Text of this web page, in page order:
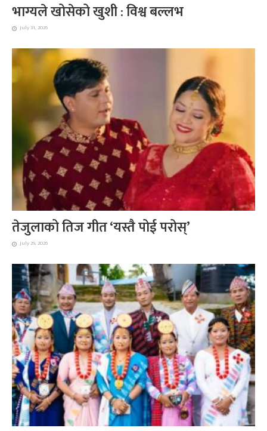
भाग्यले खोसेको खुशी : विश्व बल्लभ
July 31, 2026
तेजुलाको तिज गीत ‘यस्तै पोई परोस्’
July 29, 2026